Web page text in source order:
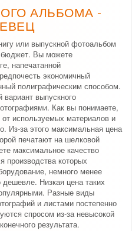
АЛЬБОМА -
или выпускной фотоальбом
бюджет. Вы можете
напечатанной
экономичный
полиграфическим способом.
выпускного
Как вы понимаете,
используемых материалов и
Из-за этого максимальная цена
печатают на шелковой
максимальное качество
производства которых
немного менее
Низкая цена таких
Разные виды
и листами постепенно
спросом из-за невысокой
результата.